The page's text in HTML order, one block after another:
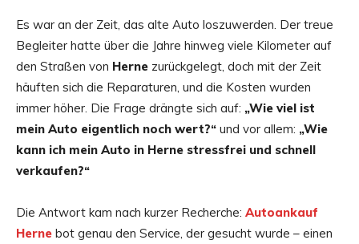
Es war an der Zeit, das alte Auto loszuwerden. Der treue
Begleiter hatte über die Jahre hinweg viele Kilometer auf
den Straßen von Herne zurückgelegt, doch mit der Zeit
häuften sich die Reparaturen, und die Kosten wurden
immer höher. Die Frage drängte sich auf: „Wie viel ist
mein Auto eigentlich noch wert?“ und vor allem: „Wie
kann ich mein Auto in Herne stressfrei und schnell
verkaufen?“
Die Antwort kam nach kurzer Recherche: Autoankauf
Herne bot genau den Service, der gesucht wurde – einen